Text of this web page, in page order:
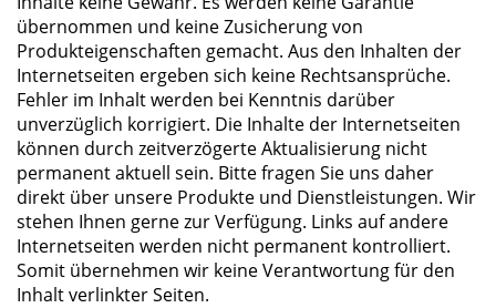
übernommen und keine Zusicherung von
Produkteigenschaften gemacht. Aus den Inhalten der
Internetseiten ergeben sich keine Rechtsansprüche.
Fehler im Inhalt werden bei Kenntnis darüber
unverzüglich korrigiert. Die Inhalte der Internetseiten
können durch zeitverzögerte Aktualisierung nicht
permanent aktuell sein. Bitte fragen Sie uns daher
direkt über unsere Produkte und Dienstleistungen. Wir
stehen Ihnen gerne zur Verfügung. Links auf andere
Internetseiten werden nicht permanent kontrolliert.
Somit übernehmen wir keine Verantwortung für den
Inhalt verlinkter Seiten.